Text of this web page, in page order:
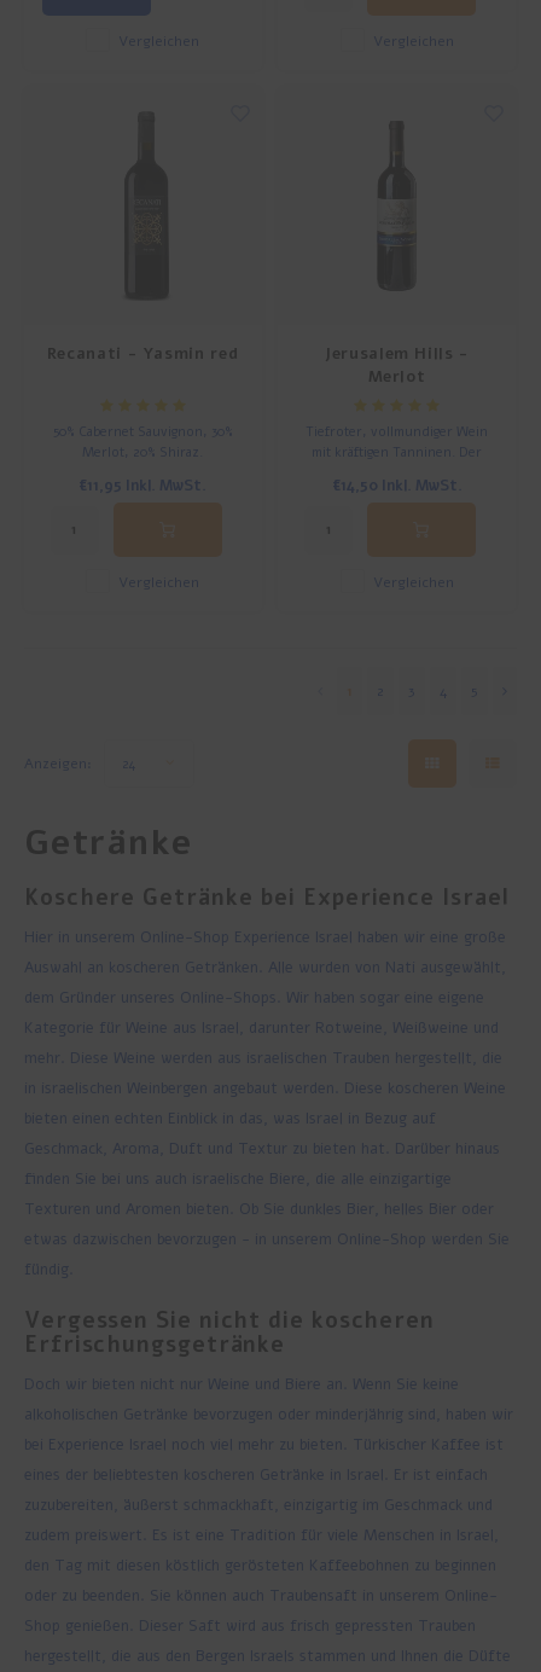
Vergleichen Vergleichen
Recanati - Yasmin red
50% Cabernet Sauvignon, 30%
Merlot, 20% Shiraz.
€11,95 Inkl. MwSt.
Vergleichen
Jerusalem Hills -
Merlot
Tiefroter, vollmundiger Wein
mit kräftigen Tanninen. Der
geeignet. Hat einen schönen
€14,50 Inkl. MwSt.
Vergleichen
2 3 4 5
Anzeigen: 24
Getränke
Koschere Getränke bei Experience Israel
Hier in unserem Online-Shop Experience Israel haben wir eine große
Auswahl an koscheren Getränken. Alle wurden von Nati ausgewählt,
dem Gründer unseres Online-Shops. Wir haben sogar eine eigene
Kategorie für Weine aus Israel, darunter Rotweine, Weißweine und
mehr. Diese Weine werden aus israelischen Trauben hergestellt, die
in israelischen Weinbergen angebaut werden. Diese koscheren Weine
bieten einen echten Einblick in das, was Israel in Bezug auf
Geschmack, Aroma, Duft und Textur zu bieten hat. Darüber hinaus
finden Sie bei uns auch israelische Biere, die alle einzigartige
Texturen und Aromen bieten. Ob Sie dunkles Bier, helles Bier oder
etwas dazwischen bevorzugen - in unserem Online-Shop werden Sie
fündig.
Vergessen Sie nicht die koscheren
Erfrischungsgetränke
Doch wir bieten nicht nur Weine und Biere an. Wenn Sie keine
alkoholischen Getränke bevorzugen oder minderjährig sind, haben wir
bei Experience Israel noch viel mehr zu bieten. Türkischer Kaffee ist
eines der beliebtesten koscheren Getränke in Israel. Er ist einfach
zuzubereiten, äußerst schmackhaft, einzigartig im Geschmack und
zudem preiswert. Es ist eine Tradition für viele Menschen in Israel,
den Tag mit diesen köstlich gerösteten Kaffeebohnen zu beginnen
oder zu beenden. Sie können auch Traubensaft in unserem Online-
Shop genießen. Dieser Saft wird aus frisch gepressten Trauben
hergestellt, die aus den Bergen Israels stammen und Ihnen die Düfte